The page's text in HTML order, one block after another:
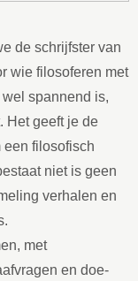
de schrijfster van
wie filosoferen met
spannend is,
Het geeft je de
een filosofisch
niet is geen
verhalen en
met
en doe-